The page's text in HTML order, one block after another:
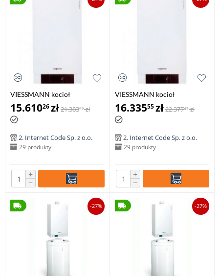
VIESSMANN kocioł
jednofunkcyjny VITODENS
200-W 1,9-19,0 kW z
regulatorem
Vitotronic 100, typ HC1B
15.61026zł21.38392 zł
2. Internet Code Sp. z o.o.
29 produkty
+
−
VIESSMANN kocioł
jednofunkcyjny VITODENS
200-W 2,6-26,0 kW z
regulatorem
Vitotronic 100, typ HC1B
16.33555zł22.37747 zł
2. Internet Code Sp. z o.o.
29 produkty
+
−
-27% -27%